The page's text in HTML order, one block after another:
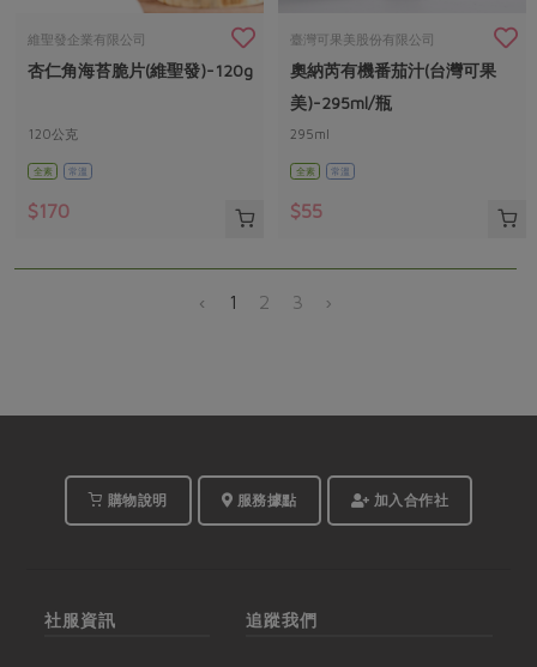
維聖發企業有限公司
杏仁角海苔脆片(維聖發)-120g
120公克
全素 常溫
$170
臺灣可果美股份有限公司
奧納芮有機番茄汁(台灣可果
美)-295ml/瓶
295ml
全素 常溫
$55
‹ 1 2 3 ›
購物說明 服務據點 加入合作社
社服資訊 追蹤我們